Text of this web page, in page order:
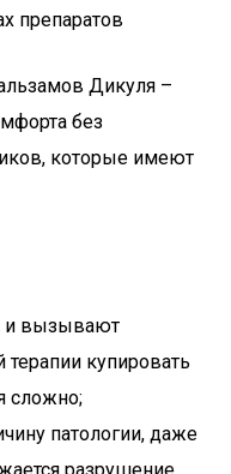
препаратов
Дикуля –
без
которые имеют
и вызывают
купировать
сложно;
патологии, даже